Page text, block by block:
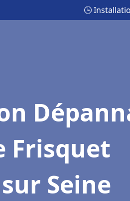
🕒
Frisquet
Seine